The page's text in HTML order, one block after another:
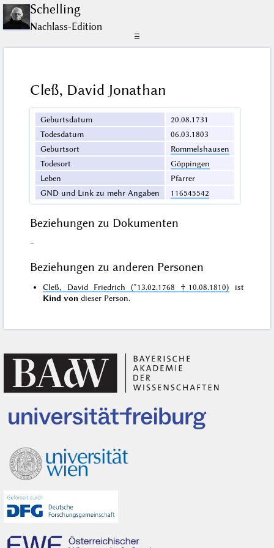
Schelling
Nachlass-Edition
☰
Cleß, David Jonathan
Geburtsdatum
20.08.1731
Todesdatum
06.03.1803
Geburtsort
Rommelshausen
Todesort
Göppingen
Leben
Pfarrer
GND und Link zu mehr Angaben
116545542
Beziehungen zu Dokumenten
–
Beziehungen zu anderen Personen
Cleß, David Friedrich (*13.02.1768 †10.08.1810) ist
Kind von dieser Person.